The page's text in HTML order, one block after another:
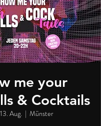
me your
& Cocktails
Aug.
  |
Münster